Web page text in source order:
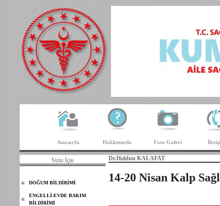
Anasayfa Hakkımızda Foto Galeri
Sizin İçin
DOĞUM BİLDİRİMİ
ENGELLİ-EVDE BAKIM
BİLDİRİMİ
Dr.Haldun KALAFAT
14-20 Nisan Kalp